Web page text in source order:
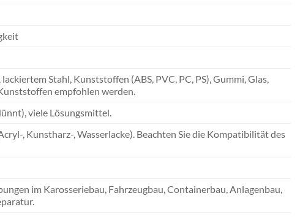
Stahl, Kunststoffen (ABS, PVC, PC, PS), Gummi, Glas,
empfohlen werden.
viele Lösungsmittel.
, Kunstharz-, Wasserlacke). Beachten Sie die Kompatibilität des
im Karosseriebau, Fahrzeugbau, Containerbau, Anlagenbau,